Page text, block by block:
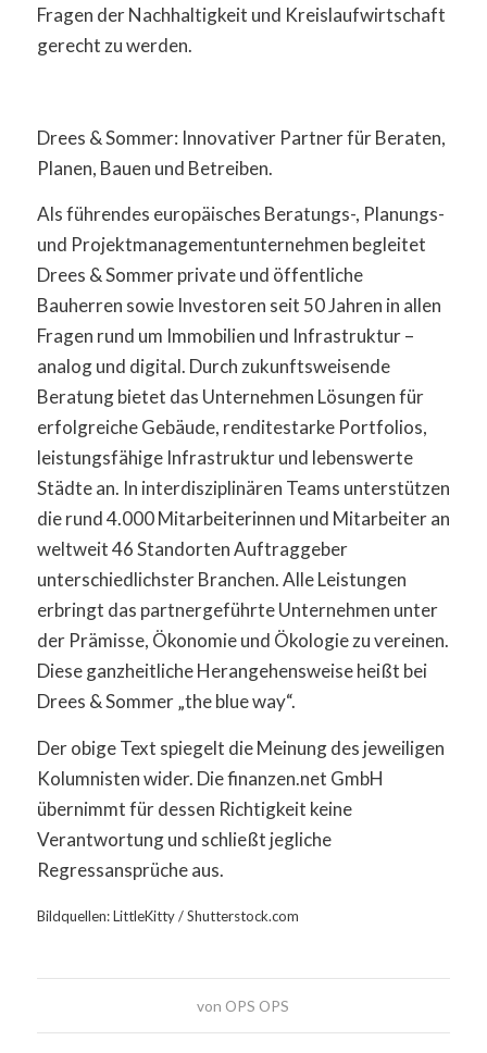
Fragen der Nachhaltigkeit und Kreislaufwirtschaft
gerecht zu werden.
Drees & Sommer: Innovativer Partner für Beraten,
Planen, Bauen und Betreiben.
Als führendes europäisches Beratungs-, Planungs-
und Projektmanagementunternehmen begleitet
Drees & Sommer private und öffentliche
Bauherren sowie Investoren seit 50 Jahren in allen
Fragen rund um Immobilien und Infrastruktur –
analog und digital. Durch zukunftsweisende
Beratung bietet das Unternehmen Lösungen für
erfolgreiche Gebäude, renditestarke Portfolios,
leistungsfähige Infrastruktur und lebenswerte
Städte an. In interdisziplinären Teams unterstützen
die rund 4.000 Mitarbeiterinnen und Mitarbeiter an
weltweit 46 Standorten Auftraggeber
unterschiedlichster Branchen. Alle Leistungen
erbringt das partnergeführte Unternehmen unter
der Prämisse, Ökonomie und Ökologie zu vereinen.
Diese ganzheitliche Herangehensweise heißt bei
Drees & Sommer „the blue way“.
Der obige Text spiegelt die Meinung des jeweiligen
Kolumnisten wider. Die finanzen.net GmbH
übernimmt für dessen Richtigkeit keine
Verantwortung und schließt jegliche
Regressansprüche aus.
Bildquellen: LittleKitty / Shutterstock.com
von OPS OPS